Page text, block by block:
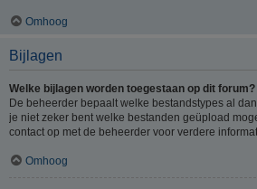
Omhoog
Bijlagen
Welke bijlagen worden toegestaan op dit forum?
De beheerder bepaalt welke bestandstypes al
je niet zeker bent welke bestanden geüpload
contact op met de beheerder voor verdere
Omhoog